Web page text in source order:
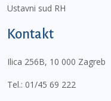
Ustavni sud RH
Kontakt
Ilica 256B, 10 000 Zagreb
Tel.: 01/45 69 222